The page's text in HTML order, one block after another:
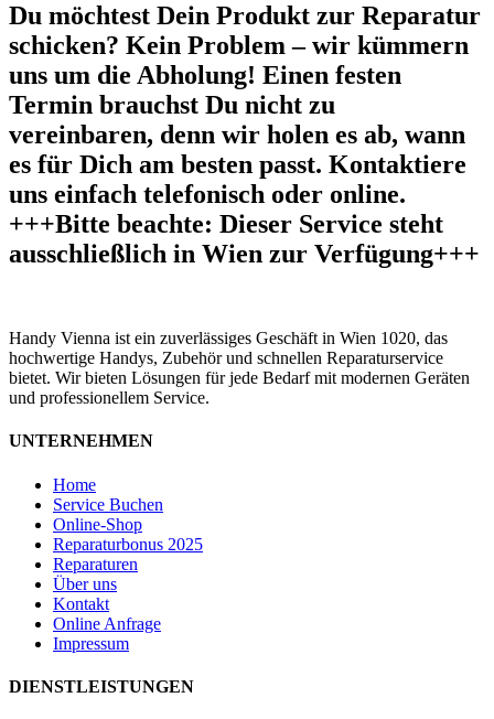
Du möchtest Dein Produkt zur Reparatur
schicken? Kein Problem – wir kümmern
uns um die Abholung! Einen festen
Termin brauchst Du nicht zu
vereinbaren, denn wir holen es ab, wann
es für Dich am besten passt. Kontaktiere
uns einfach telefonisch oder online.
+++Bitte beachte: Dieser Service steht
ausschließlich in Wien zur Verfügung+++
Handy Vienna ist ein zuverlässiges Geschäft in Wien 1020, das
hochwertige Handys, Zubehör und schnellen Reparaturservice
bietet. Wir bieten Lösungen für jede Bedarf mit modernen Geräten
und professionellem Service.
UNTERNEHMEN
Home
Service Buchen
Online-Shop
Reparaturbonus 2025
Reparaturen
Über uns
Kontakt
Online Anfrage
Impressum
DIENSTLEISTUNGEN